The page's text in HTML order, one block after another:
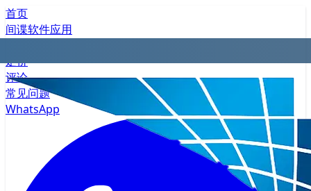
首页
间谍软件应用
定价
评论
常见问题
WhatsApp